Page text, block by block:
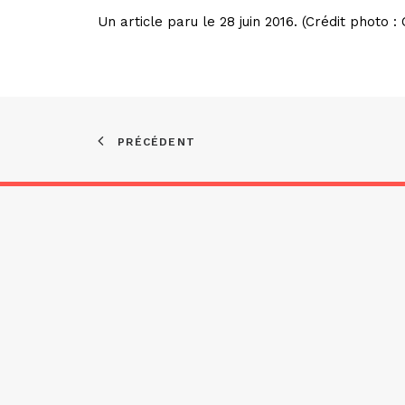
Un article paru le 28 juin 2016. (Crédit photo :
PRÉCÉDENT